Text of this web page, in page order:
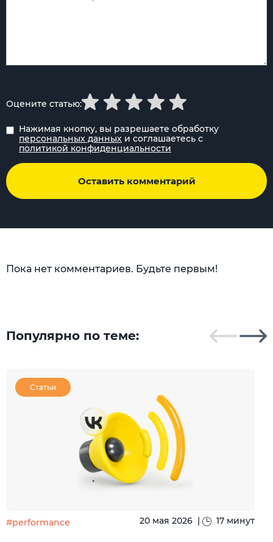
Нажимая кнопку, вы разрешаете обработку
персональных данных и соглашаетесь с
политикой конфиденциальности
Оставить комментарий
Оцените статью:
Пока нет комментариев. Будьте первым!
Популярно по теме:
Статьи
#performance 20 мая 2026 | 17 минут